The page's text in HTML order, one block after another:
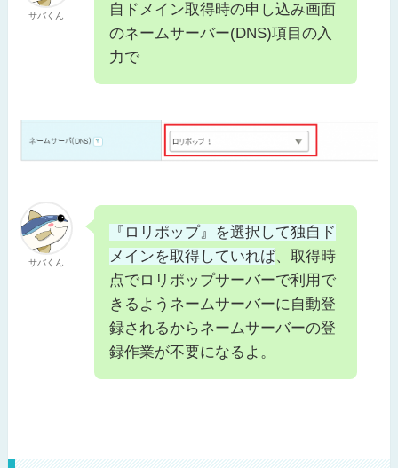
サバくん
自ドメイン取得時の申し込み画面
のネームサーバー(DNS)項目の入
力で
サバくん
『ロリポップ』を選択して独自ド
メインを取得していれば、取得時
点でロリポップサーバーで利用で
きるようネームサーバーに自動登
録されるからネームサーバーの登
録作業が不要になるよ。